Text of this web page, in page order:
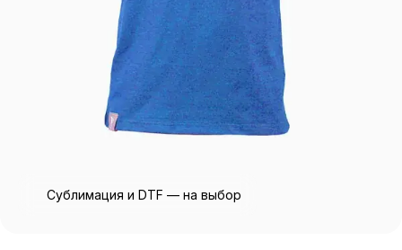
Сублимация и DTF — на выбор